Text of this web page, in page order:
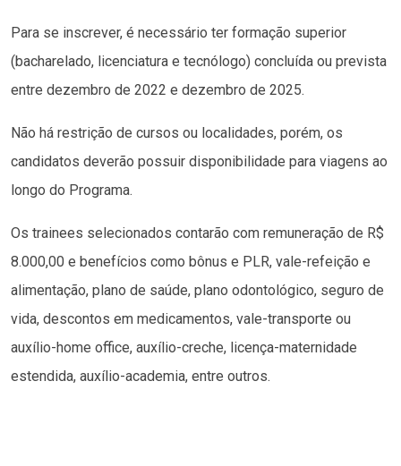
Para se inscrever, é necessário ter formação superior
(bacharelado, licenciatura e tecnólogo) concluída ou prevista
entre dezembro de 2022 e dezembro de 2025.
Não há restrição de cursos ou localidades, porém, os
candidatos deverão possuir disponibilidade para viagens ao
longo do Programa.
Os trainees selecionados contarão com remuneração de R$
8.000,00 e benefícios como bônus e PLR, vale-refeição e
alimentação, plano de saúde, plano odontológico, seguro de
vida, descontos em medicamentos, vale-transporte ou
auxílio-home office, auxílio-creche, licença-maternidade
estendida, auxílio-academia, entre outros.